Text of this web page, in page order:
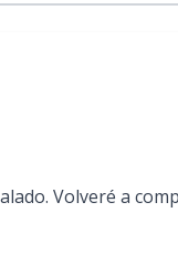
Volveré a